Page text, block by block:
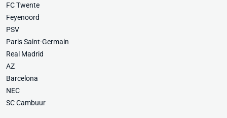
FC Twente
Feyenoord
PSV
Paris Saint-Germain
Real Madrid
AZ
Barcelona
NEC
SC Cambuur